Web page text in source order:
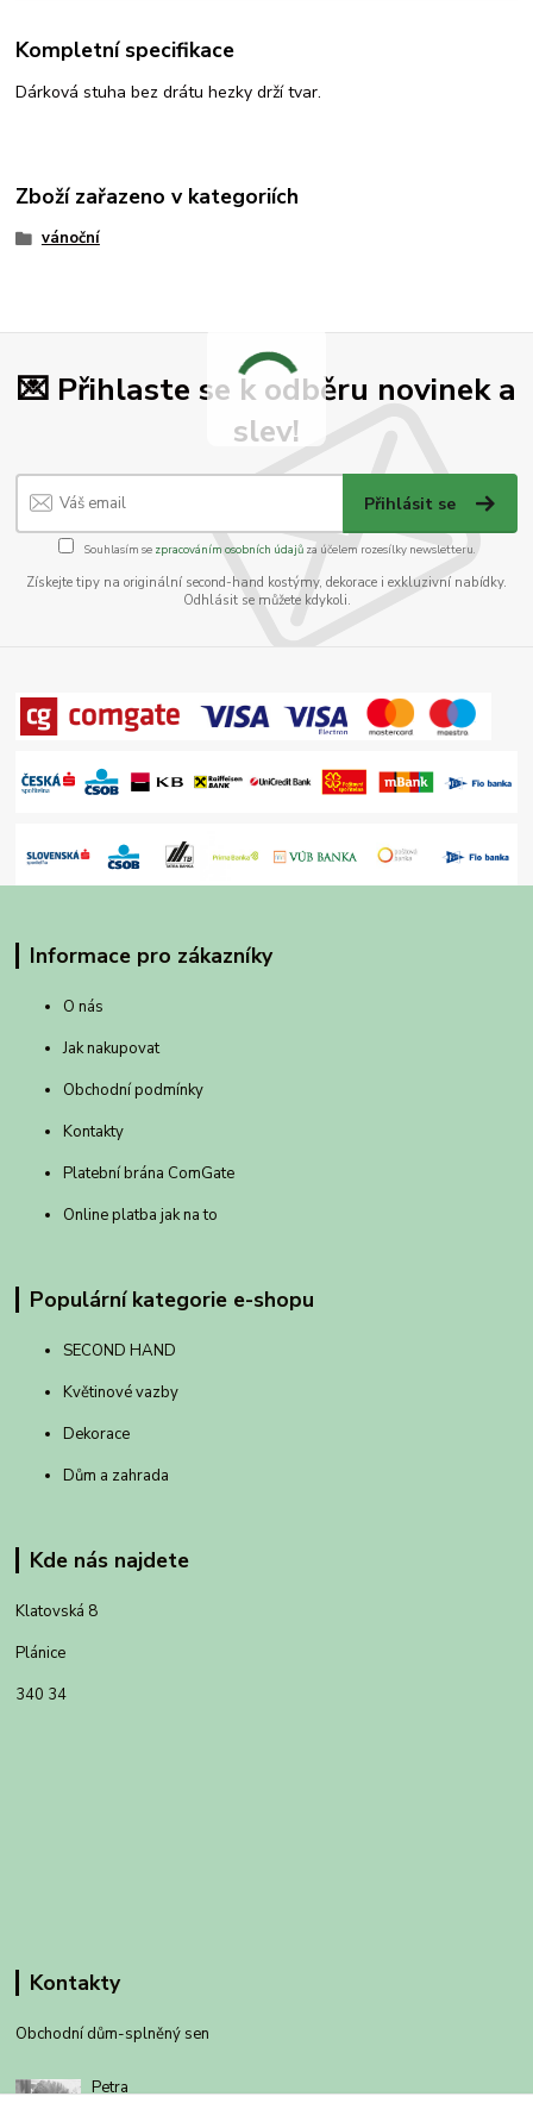
Kompletní specifikace
Dárková stuha bez drátu hezky drží tvar.
Zboží zařazeno v kategoriích
vánoční
💌 Přihlaste se k odběru novinek a
slev!
Přihlásit se
Souhlasím se zpracováním osobních údajůza účelem rozesílky newsletteru.
Získejte tipy na originální second-hand kostýmy, dekorace i exkluzivní nabídky.
Odhlásit se můžete kdykoli.
Informace pro zákazníky
O nás
Jak nakupovat
Obchodní podmínky
Kontakty
Platební brána ComGate
Online platba jak na to
Populární kategorie e-shopu
SECOND HAND
Květinové vazby
Dekorace
Dům a zahrada
Kde nás najdete
Klatovská 8
Plánice
340 34
Kontakty
Obchodní dům-splněný sen
Petra